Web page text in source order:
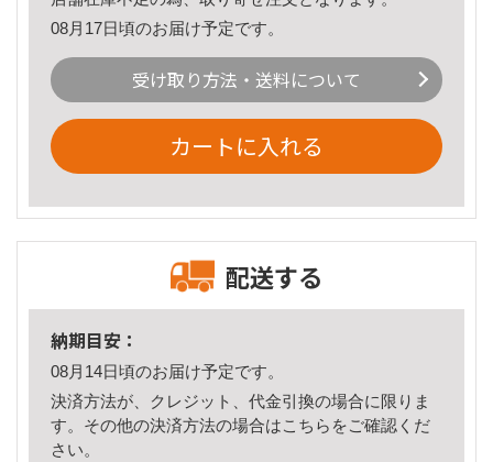
08月17日頃のお届け予定です。
受け取り方法・送料について
カートに入れる
配送する
納期目安：
08月14日頃のお届け予定です。
決済方法が、クレジット、代金引換の場合に限りま
す。その他の決済方法の場合はこちら をご確認くだ
さい。